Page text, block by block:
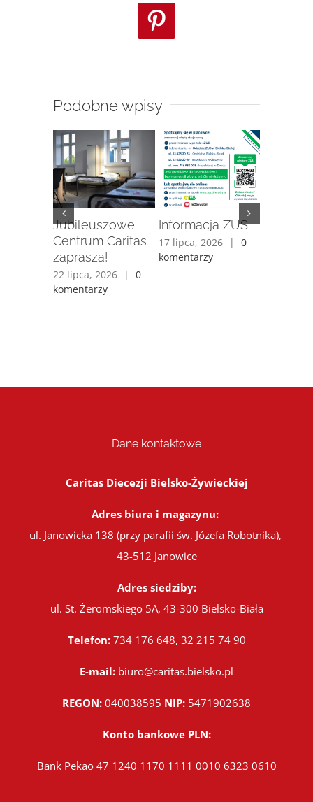
Pinterest
Podobne wpisy
Jubileuszowe
Centrum Caritas
zaprasza!
22 lipca, 2026 |
0
komentarzy
Informacja ZUS
17 lipca, 2026 |
0
komentarzy
Dane kontaktowe
Caritas Diecezji Bielsko-Żywieckiej
Adres biura i magazynu:
ul. Janowicka 138 (przy parafii św. Józefa Robotnika),
43-512 Janowice
Adres siedziby:
ul. St. Żeromskiego 5A, 43-300 Bielsko-Biała
Telefon:734 176 648, 32 215 74 90
E-mail: biuro@caritas.bielsko.pl
REGON: 040038595 NIP: 5471902638
Konto bankowe PLN:
Bank Pekao 47 1240 1170 1111 0010 6323 0610